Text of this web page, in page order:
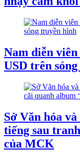
Nam diễn
USD trên
Sở Văn hóa
tiếng sau
của MCK